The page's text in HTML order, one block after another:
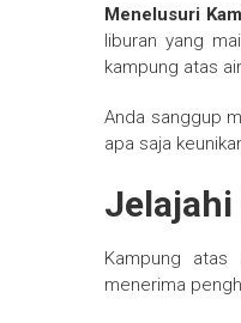
Menelusuri
liburan yang
kampung atas
Anda sanggup
apa saja
Jelajahi
Kampung atas
menerima